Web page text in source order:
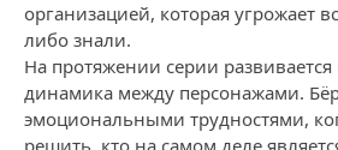
организацией, которая угрожает
либо знали.
На протяжении серии
динамика между персонажами.
эмоциональными трудностями,
решить, кто на самом деле